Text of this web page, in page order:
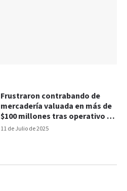
11 de Julio de 2025
Frustraron contrabando de
mercadería valuada en más de
$100 millones tras operativo en
Ruta 14